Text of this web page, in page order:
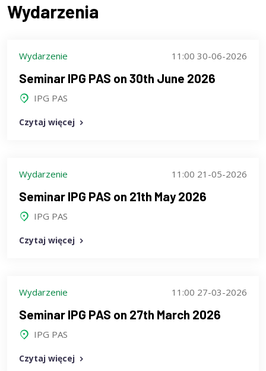
Wydarzenia
Wydarzenie 11:00 30-06-2026
Seminar IPG PAS on 30th June 2026
IPG PAS
Czytaj więcej
Wydarzenie 11:00 21-05-2026
Seminar IPG PAS on 21th May 2026
IPG PAS
Czytaj więcej
Wydarzenie 11:00 27-03-2026
Seminar IPG PAS on 27th March 2026
IPG PAS
Czytaj więcej